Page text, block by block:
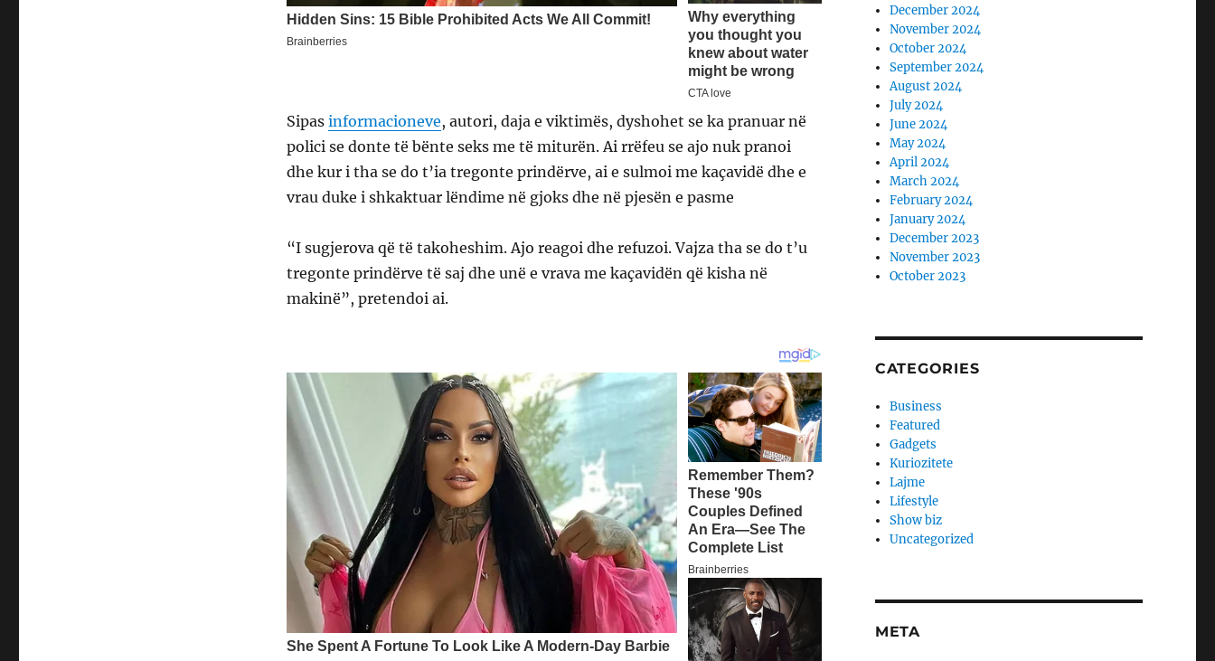
Sipas informacioneve, autori, daja e viktimës, dyshohet se ka pranuar në
polici se donte të bënte seks me të miturën. Ai rrëfeu se ajo nuk pranoi
dhe kur i tha se do t’ia tregonte prindërve, ai e sulmoi me kaçavidë dhe e
vrau duke i shkaktuar lëndime në gjoks dhe në pjesën e pasme
“I sugjerova që të takoheshim. Ajo reagoi dhe refuzoi. Vajza tha se do t’u
tregonte prindërve të saj dhe unë e vrava me kaçavidën që kisha në
makinë”, pretendoi ai.
December 2024
November 2024
October 2024
September 2024
August 2024
July 2024
June 2024
May 2024
April 2024
March 2024
February 2024
January 2024
December 2023
November 2023
October 2023
CATEGORIES
Business
Featured
Gadgets
Kuriozitete
Lajme
Lifestyle
Show biz
Uncategorized
META